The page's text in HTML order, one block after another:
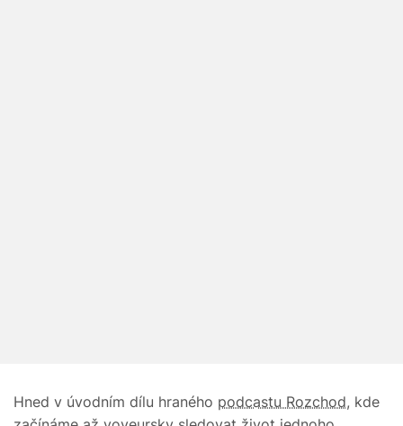
Hned v úvodním dílu hraného podcastu Rozchod, kde